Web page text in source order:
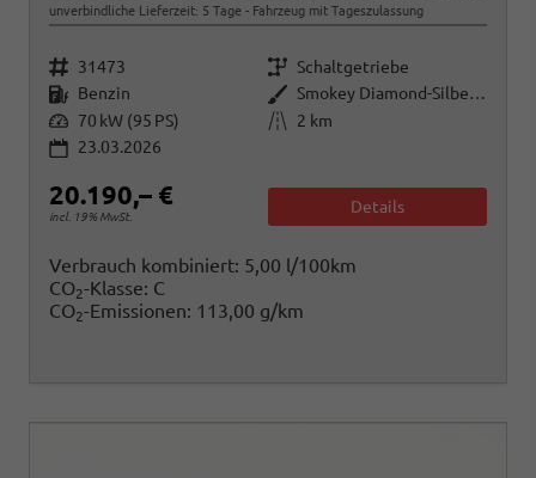
unverbindliche Lieferzeit: 5 Tage Fahrzeug mit Tageszulassung
Fahrzeugnr. 31473 Getriebe Schaltgetriebe
Kraftstoff Benzin Außenfarbe
Smokey Diamond-Silber Metallic
Leistung 70 kW (95 PS) Kilometerstand
2 km
23.03.2026
20.190,– €
incl. 19% MwSt.
Details
Verbrauch kombiniert: 5,00 l/100km
CO2-Klasse: C
CO2-Emissionen: 113,00 g/km